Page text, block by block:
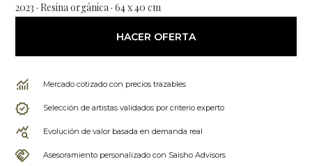
2023 · Resina orgánica · 64 x 40 cm
HACER OFERTA
Mercado cotizado con precios trazables
Selección de artistas validados por criterio experto
Evolución de valor basada en demanda real
Asesoramiento personalizado con Saisho Advisors